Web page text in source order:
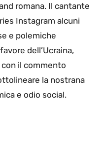
romana. Il cantante
Instagram alcuni
e polemiche
dell’Ucraina,
il commento
la nostrana
e odio social.